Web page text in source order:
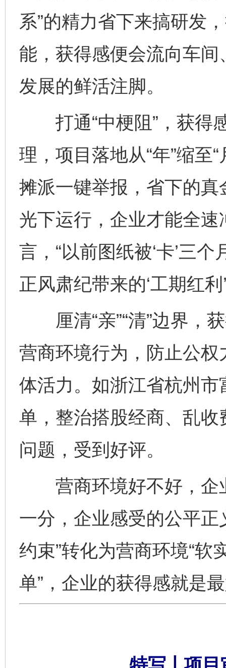
系”的精力省下来搞研发
能，获得感便会流向车
发展的鲜活注脚。
打通“中梗阻”，获得
理，项目落地从“年”缩至
摊派一键举报，省下的
光下运行，企业才能全
言，“以前图纸被‘卡’三
正风肃纪带来的‘工期红利
厘清“亲”“清”边界，
营商环境行为，防止公
体活力。如浙江省杭州
单，整治搭股经商、乱
问题，受到好评。
营商环境好不好，企
一分，企业感受的公平正
约束”转化为营商环境“软
单”，企业的获得感就是